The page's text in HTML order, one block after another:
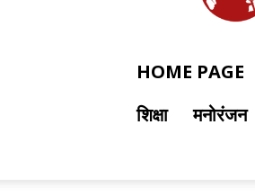
HOME PAGE
शिक्षा
मनोरंजन